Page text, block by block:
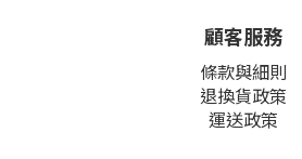
顧客服務
條款與細則
退換貨政策
運送政策